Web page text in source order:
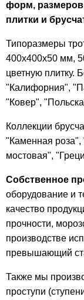
форм,
плитки и
Типоразмеры
400х400х50 мм,
цветную плитку.
"Калифорния",
"Ковер",
Коллекции
"Каменная
мостовая",
Собственное
оборудование и
качество
прочности,
производстве
превышающий
Также мы
проступи